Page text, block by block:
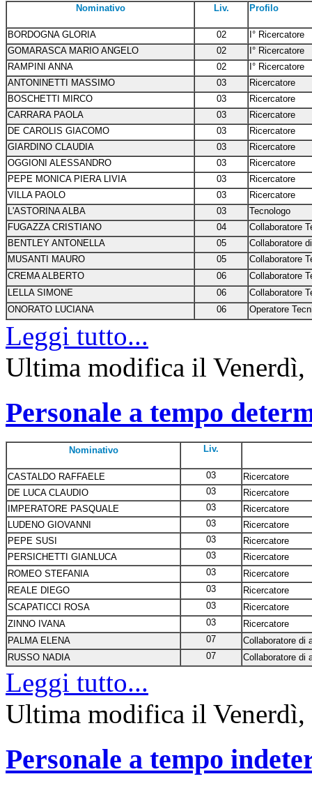
Nominativo Liv. Profilo
BORDOGNA GLORIA 02
I° Ricercatore
GOMARASCA MARIO ANGELO
02
I° Ricercatore
RAMPINI ANNA
02
I° Ricercatore
ANTONINETTI MASSIMO
03
Ricercatore
BOSCHETTI MIRCO
03
Ricercatore
CARRARA PAOLA
03
Ricercatore
DE CAROLIS GIACOMO
03
Ricercatore
GIARDINO CLAUDIA
03
Ricercatore
OGGIONI ALESSANDRO
03
Ricercatore
PEPE MONICA PIERA LIVIA
03
Ricercatore
VILLA PAOLO
03
Ricercatore
L'ASTORINA ALBA
03
Tecnologo
FUGAZZA CRISTIANO
04
Collaboratore
BENTLEY ANTONELLA
05
Collaboratore
MUSANTI MAURO
05
Collaboratore
CREMA ALBERTO
06
Collaboratore
LELLA SIMONE
06
Collaboratore
ONORATO LUCIANA
06 Operatore
Leggi tutto...
Ultima modifica il Venerdì,
Personale a tempo
Nominativo Liv.
CASTALDO RAFFAELE 03
Ricercatore
DE LUCA CLAUDIO
03
Ricercatore
IMPERATORE PASQUALE
03
Ricercatore
LUDENO GIOVANNI
03
Ricercatore
PEPE SUSI
03
Ricercatore
PERSICHETTI GIANLUCA
03
Ricercatore
ROMEO STEFANIA
03
Ricercatore
REALE DIEGO
03
Ricercatore
SCAPATICCI ROSA
03
Ricercatore
ZINNO IVANA
03
Ricercatore
PALMA ELENA
07
Collaboratore di
RUSSO NADIA
07 Collaboratore di
Leggi tutto...
Ultima modifica il
Personale a tempo